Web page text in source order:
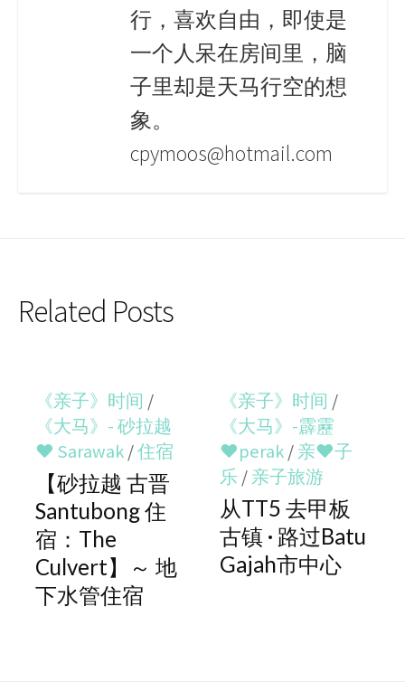
行，喜欢自由，即使是
一个人呆在房间里，脑
子里却是天马行空的想
象。
cpymoos@hotmail.com
Related Posts
《亲子》时间 /
《大马》- 砂拉越
♥ Sarawak/住宿
【砂拉越 古晋
Santubong 住
宿：The
Culvert】～ 地
下水管住宿
《亲子》时间 /
《大马》-霹靂
♥perak/亲♥子
乐 /亲子旅游
从TT5 去甲板
古镇 · 路过Batu
Gajah市中心